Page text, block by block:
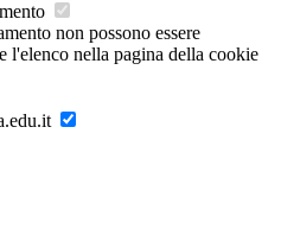
non possono essere
l'elenco nella pagina della cookie